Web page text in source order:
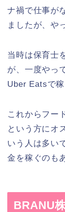
ナ禍で仕事が
ましたが、や
当時は保育士
が、一度やっ
Uber Eatsで稼
これからフー
という方にオ
いう人は多い
金を稼ぐのも
BRANU